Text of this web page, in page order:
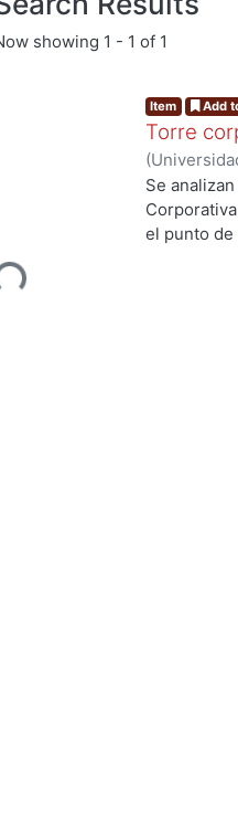
showing 1 - 1 of 1
Item Add
Torre
(
de
Se
el punto de